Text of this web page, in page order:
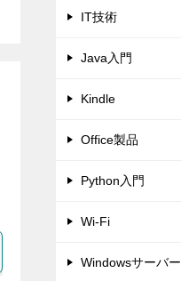
IT技術
Java入門
Kindle
Office製品
Python入門
Wi-Fi
Windowsサーバー